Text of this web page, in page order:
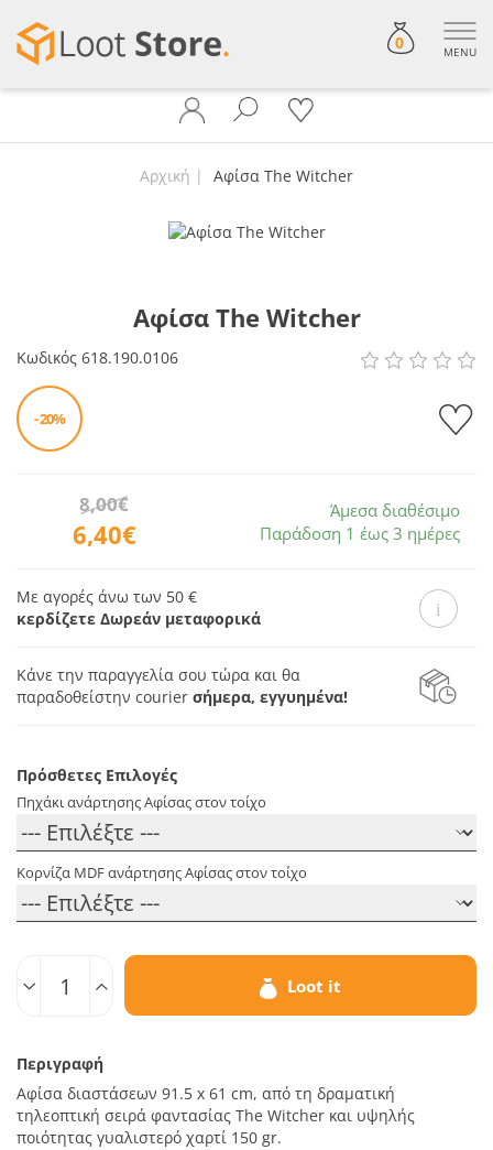
0 MENU
Αρχική Αφίσα The Witcher
Αφίσα The Witcher
Κωδικός 618.190.0106
- 20%
6,40€
8,00€
Άμεσα διαθέσιμο
Παράδοση 1 έως 3 ημέρες
Με αγορές άνω των 50 €
κερδίζετε Δωρεάν μεταφορικά
Κάνε την παραγγελία σου τώρα και θα
παραδοθείστην courier σήμερα, εγγυημένα!
Πρόσθετες Επιλογές
Πηχάκι ανάρτησης Αφίσας στον τοίχο
Κορνίζα MDF ανάρτησης Αφίσας στον τοίχο
Loot it
Περιγραφή
Αφίσα διαστάσεων 91.5 x 61 cm, από τη δραματική
τηλεοπτική σειρά φαντασίας The Witcher και υψηλής
ποιότητας γυαλιστερό χαρτί 150 gr.